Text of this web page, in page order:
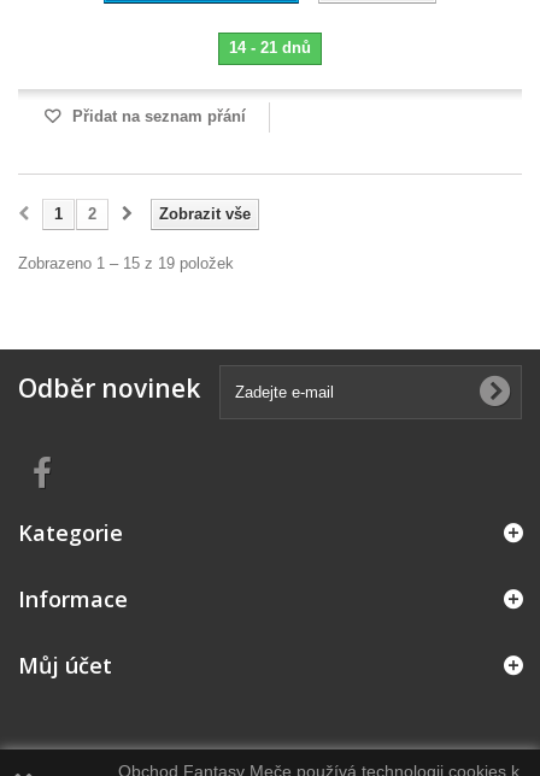
14 - 21 dnů
Přidat na seznam přání
Zobrazit vše
1 2
Zobrazeno 1 – 15 z 19 položek
Odběr novinek
Kategorie
Informace
Můj účet
Obchod Fantasy Meče používá technologii cookies k